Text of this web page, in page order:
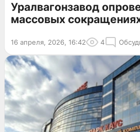
Уралвагонзавод
массовых
16 апреля, 2026, 16:42 4